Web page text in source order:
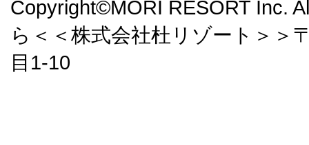
Copyright©MORI RESORT Inc.
ら＜＜株式会社杜リゾート＞＞
目1-10